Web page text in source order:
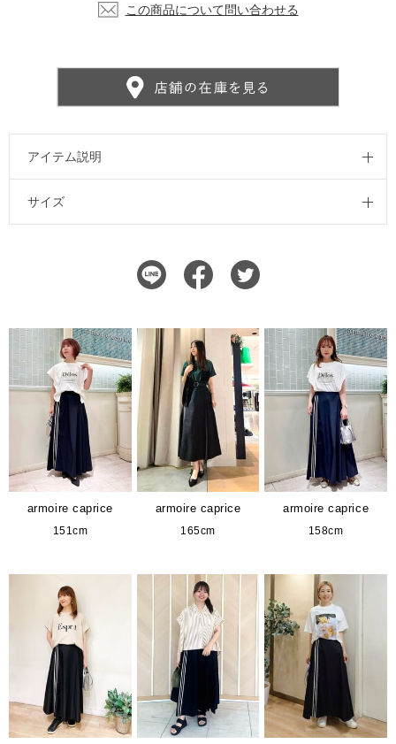
この商品について問い合わせる
アイテム説明
サイズ
armoire caprice
151cm
armoire caprice
165cm
armoire caprice
158cm